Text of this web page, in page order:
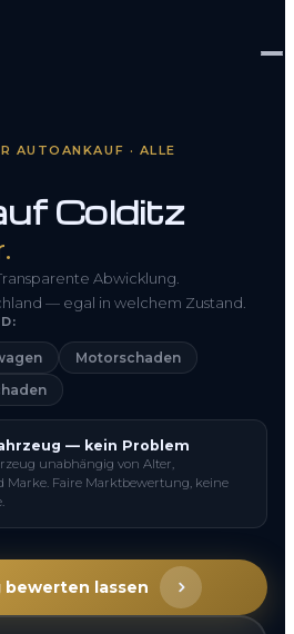
1553 5546
anfragen
AUTOANKAUF · ALLE
Colditz
Abwicklung.
— egal in welchem Zustand.
Motorschaden
— kein Problem
unabhängig von Alter,
Marke. Faire Marktbewertung, keine
bewerten lassen